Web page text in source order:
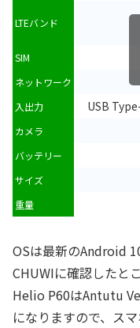
LTEバンド
SIM
ネットワーク
入出力 USB
カメラ
バッテリー
サイズ
重量
OSは最新のAndroid
CHUWIに確認したと
Helio P60はAntutu
になりますので、ス